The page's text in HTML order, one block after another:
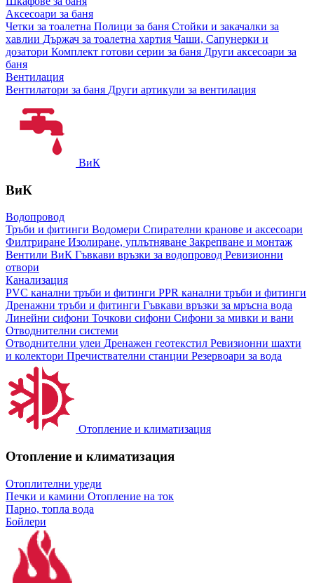
Аксесоари за баня
Четки за тоалетна Полици за баня Стойки и закачалки за
хавлии Държач за тоалетна хартия Чаши, Сапунерки и
дозатори Комплект готови серии за баня Други аксесоари за
баня
Вентилация
Вентилатори за баня Други артикули за вентилация
ВиК
ВиК
Водопровод
Тръби и фитинги Водомери Спирателни кранове и аксесоари
Филтриране Изолиране, уплътняване Закрепване и монтаж
Вентили ВиК Гъвкави връзки за водопровод Ревизионни
отвори
Канализация
PVC канални тръби и фитинги PPR канални тръби и фитинги
Дренажни тръби и фитинги Гъвкави връзки за мръсна вода
Линейни сифони Точкови сифони Сифони за мивки и вани
Отводнителни системи
Отводнителни улеи Дренажен геотекстил Ревизионни шахти
и колектори Пречиствателни станции Резервоари за вода
Отопление и климатизация
Отопление и климатизация
Отоплителни уреди
Печки и камини Отопление на ток
Парно, топла вода
Бойлери